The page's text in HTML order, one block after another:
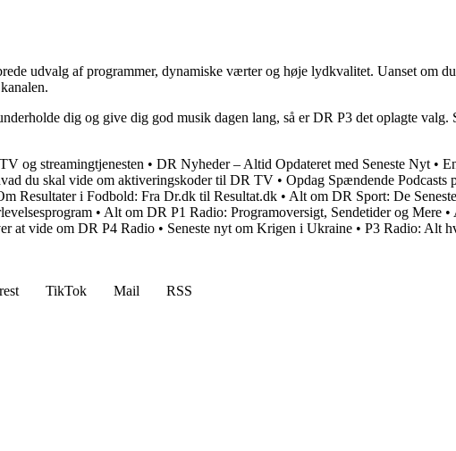
udvalg af programmer, dynamiske værter og høje lydkvalitet. Uanset om
dig og give dig god musik dagen lang, så er DR P3 det oplagte
og streamingtjenesten • DR Nyheder – Altid Opdateret med Seneste Nyt•
du skal vide om aktiveringskoder til DR TV • Opdag Spændende Podcasts
Resultater i Fodbold: Fra Dr.dk til Resultat.dk • Alt om DR Sport: De
• Alt om DR P1 Radio: Programoversigt, Sendetider og Mere •
at vide om DR P4 Radio • Seneste nyt om Krigen i Ukraine • P3 Radio: Alt
TikTok Mail
RSS